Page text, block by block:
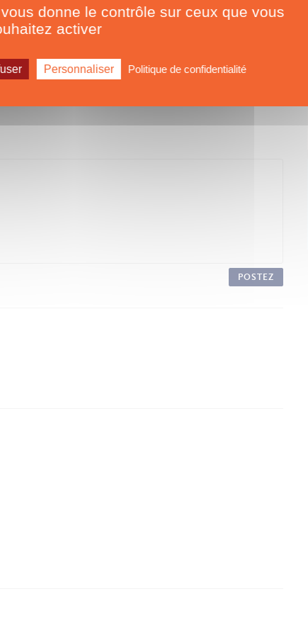
POSTEZ
donne le contrôle sur ceux que vous
activer
Personnaliser Politique de confidentialité